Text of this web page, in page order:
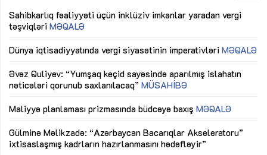
Sahibkarlıq fəaliyyəti üçün inklüziv imkanlar yaradan vergi
təşviqləri MƏQALƏ
Dünya iqtisadiyyatında vergi siyasətinin imperativləri MƏQALƏ
Əvəz Quliyev: “Yumşaq keçid sayəsində aparılmış islahatın
nəticələri qorunub saxlanılacaq” MÜSAHİBƏ
Maliyyə planlaması prizmasında büdcəyə baxış MƏQALƏ
Gülminə Məlikzadə: “Azərbaycan Bacarıqlar Akseleratoru”
ixtisaslaşmış kadrların hazırlanmasını hədəfləyir”